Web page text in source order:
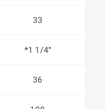
33
*1 1/4"
36